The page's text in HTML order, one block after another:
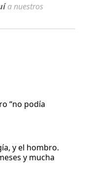
a nuestros
“no podía
y el hombro.
y mucha